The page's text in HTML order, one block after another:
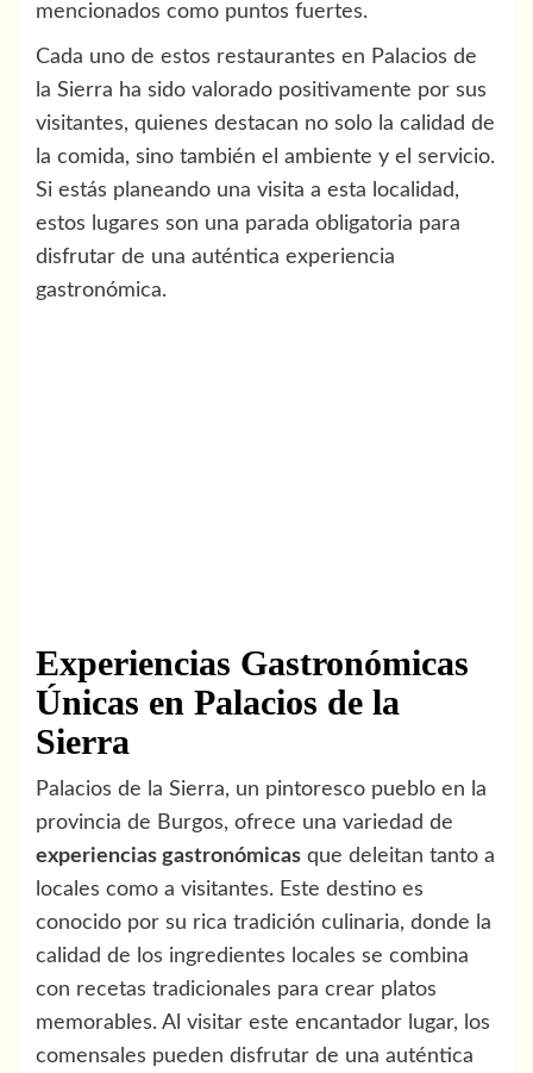
mencionados como puntos fuertes.
Cada uno de estos restaurantes en Palacios de
la Sierra ha sido valorado positivamente por sus
visitantes, quienes destacan no solo la calidad de
la comida, sino también el ambiente y el servicio.
Si estás planeando una visita a esta localidad,
estos lugares son una parada obligatoria para
disfrutar de una auténtica experiencia
gastronómica.
Experiencias Gastronómicas
Únicas en Palacios de la
Sierra
Palacios de la Sierra, un pintoresco pueblo en la
provincia de Burgos, ofrece una variedad de
experiencias gastronómicas que deleitan tanto a
locales como a visitantes. Este destino es
conocido por su rica tradición culinaria, donde la
calidad de los ingredientes locales se combina
con recetas tradicionales para crear platos
memorables. Al visitar este encantador lugar, los
comensales pueden disfrutar de una auténtica